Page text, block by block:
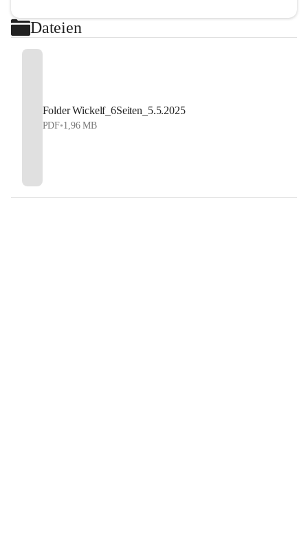
Dateien
Folder Wickelf_6Seiten_5.5.2025
PDF•1,96 MB